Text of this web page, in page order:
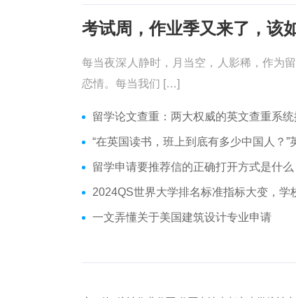
每当夜深人静时，月当空，人影稀，作为
恋情。每当我们 […]
留学论文查重：两大权威的英文查重系
“在英国读书，班上到底有多少中国人？”英国大学华人
留学申请要推荐信的正确打开方式是什么
2024QS世界大学排名标准指标大变，学校排名或
一文弄懂关于美国建筑设计专业申请